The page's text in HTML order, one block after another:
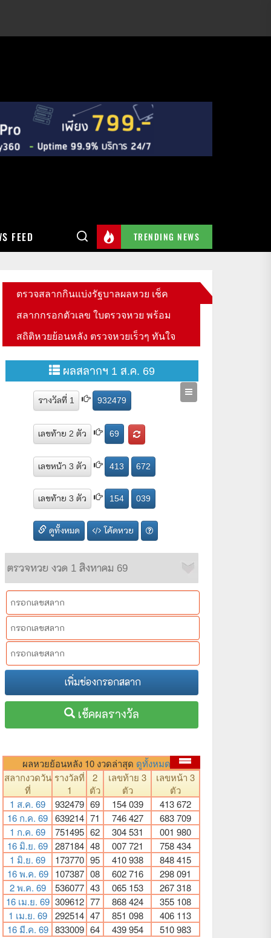
FEED TRENDING NEWS
ตรวจสลากกินแบ่งรัฐบาลผลหวย เช็ค
สลากกรอกตัวเลข ใบตรวจหวย พร้อม
สถิติหวยย้อนหลัง ตรวจหวยเร็วๆ ทันใจ